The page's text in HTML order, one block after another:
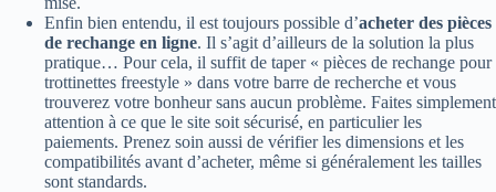
Enfin bien entendu, il est toujours possible d’acheter des pièces
de rechange en ligne. Il s’agit d’ailleurs de la solution la plus
pratique… Pour cela, il suffit de taper « pièces de rechange pour
trottinettes freestyle » dans votre barre de recherche et vous
trouverez votre bonheur sans aucun problème. Faites simplement
attention à ce que le site soit sécurisé, en particulier les
paiements. Prenez soin aussi de vérifier les dimensions et les
compatibilités avant d’acheter, même si généralement les tailles
sont standards.